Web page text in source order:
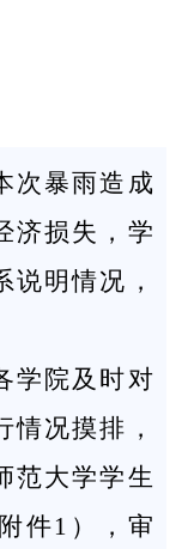
次暴雨造成
济损失，学
说明情况，
学院及时对
情况摸排，
范大学学生
件1），审